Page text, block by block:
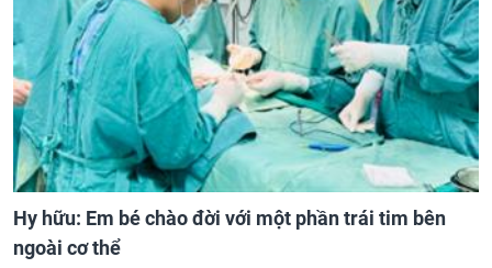
Hy hữu: Em bé chào đời với một phần trái tim bên
ngoài cơ thể